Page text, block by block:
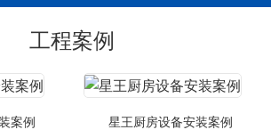
工程案例
案例 星王厨房设备安装案例